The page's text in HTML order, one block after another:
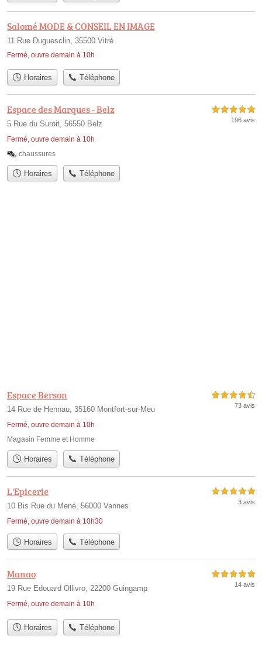
Salomé MODE & CONSEIL EN IMAGE
11 Rue Duguesclin, 35500 Vitré
Fermé, ouvre demain à 10h
Horaires Téléphone
Espace des Marques - Belz
5 Rue du Suroit, 56550 Belz
Fermé, ouvre demain à 10h
5,0 étoiles sur 5
196 avis
chaussures
Horaires Téléphone
Espace Berson
14 Rue de Hennau, 35160 Montfort-sur-Meu
Fermé, ouvre demain à 10h
4,5 étoiles sur 5
73 avis
Magasin Femme et Homme
Horaires Téléphone
L'Epicerie
10 Bis Rue du Mené, 56000 Vannes
Fermé, ouvre demain à 10h30
5,0 étoiles sur 5
3 avis
Horaires Téléphone
Manao
19 Rue Edouard Ollivro, 22200 Guingamp
Fermé, ouvre demain à 10h
5,0 étoiles sur 5
14 avis
Horaires Téléphone